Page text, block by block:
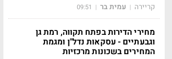
קריירה | עמית בר |
09:51
מחירי הדירות בפתח תקווה, רמת גן
וגבעתיים - עסקאות נדל"ן ומגמת
המחירים בשכונות מרכזיות